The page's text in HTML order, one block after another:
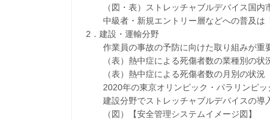
（図・表）ストレッチャブルデバイス国内
中級者・新規エントリー層などへの普及は
2．建設・運輸分野
作業員の事故の予防に向けた取り組みが重
（表）熱中症による死傷者数の業種別の状
（表）熱中症による死傷者数の月別の状況
2020年の東京オリンピック・パラリンピッ
建設分野でストレッチャブルデバイスの導
（図）【安全管理システムイメージ図】